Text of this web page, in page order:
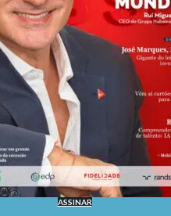
ASSINAR